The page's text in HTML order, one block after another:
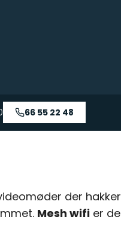
66 55 22 48
der
Mesh wifi er